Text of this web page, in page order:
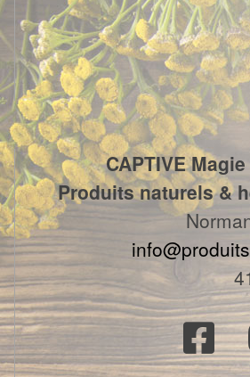
CAPTIVE
Produits naturels &